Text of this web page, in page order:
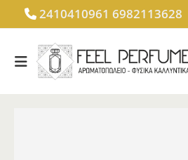
2410410961 6982113628